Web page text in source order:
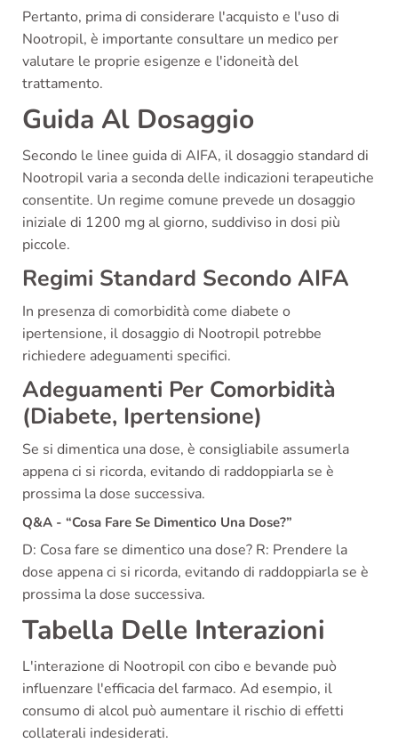
Pertanto, prima di considerare l'acquisto e l'uso di
Nootropil, è importante consultare un medico per
valutare le proprie esigenze e l'idoneità del
trattamento.
Guida Al Dosaggio
Secondo le linee guida di AIFA, il dosaggio standard di
Nootropil varia a seconda delle indicazioni terapeutiche
consentite. Un regime comune prevede un dosaggio
iniziale di 1200 mg al giorno, suddiviso in dosi più
piccole.
Regimi Standard Secondo AIFA
In presenza di comorbidità come diabete o
ipertensione, il dosaggio di Nootropil potrebbe
richiedere adeguamenti specifici.
Adeguamenti Per Comorbidità
(Diabete, Ipertensione)
Se si dimentica una dose, è consigliabile assumerla
appena ci si ricorda, evitando di raddoppiarla se è
prossima la dose successiva.
Q&A - “Cosa Fare Se Dimentico Una Dose?”
D: Cosa fare se dimentico una dose? R: Prendere la
dose appena ci si ricorda, evitando di raddoppiarla se è
prossima la dose successiva.
Tabella Delle Interazioni
L'interazione di Nootropil con cibo e bevande può
influenzare l'efficacia del farmaco. Ad esempio, il
consumo di alcol può aumentare il rischio di effetti
collaterali indesiderati.